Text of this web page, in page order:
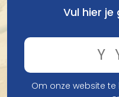
Vul hier
Om onze website